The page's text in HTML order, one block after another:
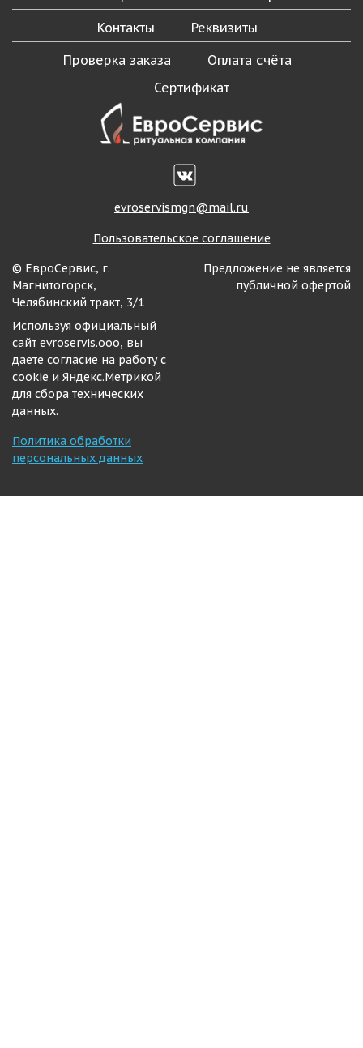
evroservismgn@mail.ru
Пользовательское соглашение
Контакты
Реквизиты
Проверка заказа
Оплата счёта
Сертификат
© ЕвроСервис, г.
Магнитогорск,
Челябинский тракт, 3/1
Используя официальный
сайт evroservis.ooo, вы
даете согласие на работу с
cookie и Яндекс.Метрикой
для сбора технических
данных.
Политика обработки
персональных данных
Предложение не является
публичной офертой